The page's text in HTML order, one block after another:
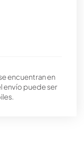
encuentran en
envío puede ser